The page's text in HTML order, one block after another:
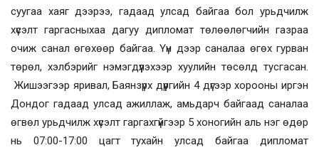
суугаа хаяг дээрээ, гадаад улсад байгаа бол урьдчилж
хүсэлт гаргасныхаа дагуу дипломат төлөөлөгчийн газраа
очиж санал өгөхөөр байгаа. Үүн дээр саналаа өгөх гурван
төрөл, хэлбэрийг нэмэгдүүлэхээр хуулийн төсөлд тусгасан.
Жишээгээр яривал, Баянзүрх дүүргийн 4 дүгээр хорооны иргэн
Дондог гадаад улсад ажиллаж, амьдарч байгаад саналаа
өгвөл урьдчилж хүсэлт гаргахгүйгээр 5 хоногийн аль нэг өдөр
нь 07:00-17:00 цагт тухайн улсад байгаа дипломат